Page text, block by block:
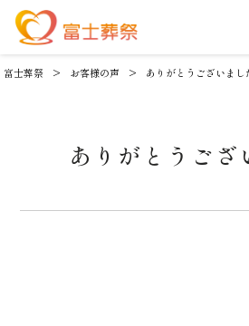
富士葬祭 > お客様の声 > ありがとうございまし
ありがとうござ